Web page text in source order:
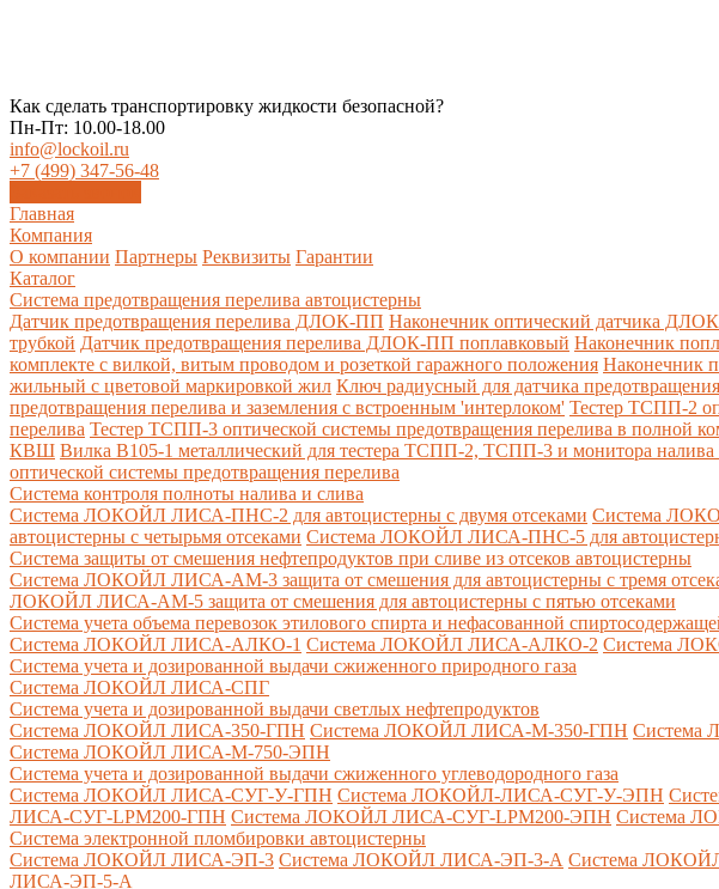
Как сделать транспортировку жидкости безопасной?
Пн-Пт: 10.00-18.00
info@lockoil.ru
+7 (499) 347-56-48
Главная
Компания
О компании Партнеры Реквизиты Гарантии
Каталог
Система предотвращения перелива автоцистерны
Датчик предотвращения перелива ДЛОК-ПП Наконечник оптический датчика
трубкой Датчик предотвращения перелива ДЛОК-ПП поплавковый Наконечник
комплекте с вилкой, витым проводом и розеткой гаражного положения Наконечник
жильный с цветовой маркировкой жил Ключ радиусный для датчика
предотвращения перелива и заземления с встроенным 'интерлоком' Тестер ТСПП-2
перелива Тестер ТСПП-3 оптической системы предотвращения перелива в полной
КВШ Вилка В105-1 металлический для тестера ТСПП-2, ТСПП-3 и монитора
оптической системы предотвращения перелива
Cистема контроля полноты налива и слива
Система ЛОКОЙЛ ЛИСА-ПНС-2 для автоцистерны с двумя отсеками Система
автоцистерны с четырьмя отсеками Система ЛОКОЙЛ ЛИСА-ПНС-5 для
Система защиты от смешения нефтепродуктов при сливе из отсеков автоцистерны
Система ЛОКОЙЛ ЛИСА-AM-3 защита от смешения для автоцистерны с тремя
ЛОКОЙЛ ЛИСА-AM-5 защита от смешения для автоцистерны с пятью отсеками
Система учета объема перевозок этилового спирта и нефасованной
Система ЛОКОЙЛ ЛИСА-AЛКО-1 Система ЛОКОЙЛ ЛИСА-АЛКО-2 Система
Система учета и дозированной выдачи сжиженного природного газа
Система ЛОКОЙЛ ЛИСА-СПГ
Система учета и дозированной выдачи светлых нефтепродуктов
Система ЛОКОЙЛ ЛИСА-350-ГПН Система ЛОКОЙЛ ЛИСА-М-350-ГПН
Система ЛОКОЙЛ ЛИСА-М-750-ЭПН
Система учета и дозированной выдачи сжиженного углеводородного газа
Система ЛОКОЙЛ ЛИСА-СУГ-У-ГПН Система ЛОКОЙЛ-ЛИСА-СУГ-У-ЭПН
ЛИСА-СУГ-LPM200-ГПН Система ЛОКОЙЛ ЛИСА-СУГ-LPM200-ЭПН Система
Система электронной пломбировки автоцистерны
Система ЛОКОЙЛ ЛИСА-ЭП-3 Система ЛОКОЙЛ ЛИСА-ЭП-3-А Система
ЛИСА-ЭП-5-А